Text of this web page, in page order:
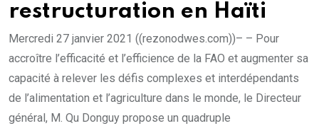
restructuration en Haïti
Mercredi 27 janvier 2021 ((rezonodwes.com))– – Pour
accroître l’efficacité et l’efficience de la FAO et augmenter sa
capacité à relever les défis complexes et interdépendants
de l’alimentation et l’agriculture dans le monde, le Directeur
général, M. Qu Donguy propose un quadruple